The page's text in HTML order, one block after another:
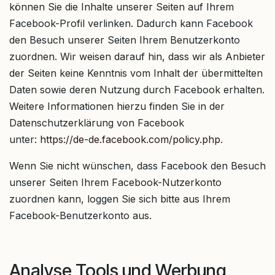
können Sie die Inhalte unserer Seiten auf Ihrem
Facebook-Profil verlinken. Dadurch kann Facebook
den Besuch unserer Seiten Ihrem Benutzerkonto
zuordnen. Wir weisen darauf hin, dass wir als Anbieter
der Seiten keine Kenntnis vom Inhalt der übermittelten
Daten sowie deren Nutzung durch Facebook erhalten.
Weitere Informationen hierzu finden Sie in der
Datenschutzerklärung von Facebook
unter: https://de-de.facebook.com/policy.php.
Wenn Sie nicht wünschen, dass Facebook den Besuch
unserer Seiten Ihrem Facebook-Nutzerkonto
zuordnen kann, loggen Sie sich bitte aus Ihrem
Facebook-Benutzerkonto aus.
Analyse Tools und Werbung